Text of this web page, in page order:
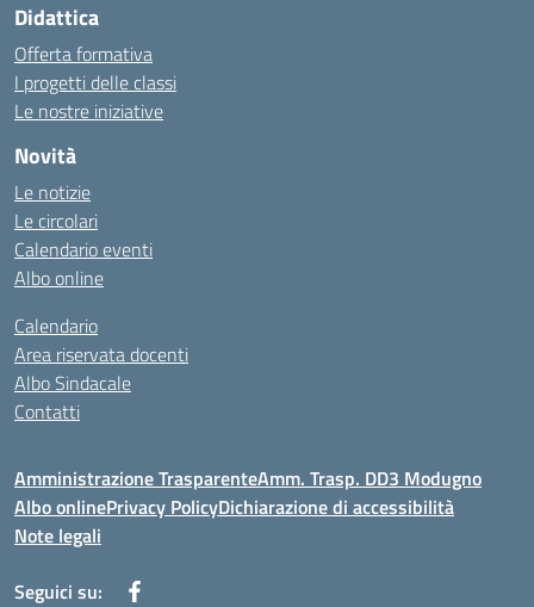
Didattica
Offerta formativa
I progetti delle classi
Le nostre iniziative
Novità
Le notizie
Le circolari
Calendario eventi
Albo online
Calendario
Area riservata docenti
Albo Sindacale
Contatti
Amministrazione TrasparenteAmm. Trasp. DD3 Modugno
Albo onlinePrivacy PolicyDichiarazione di accessibilità
Note legali
Seguici su: